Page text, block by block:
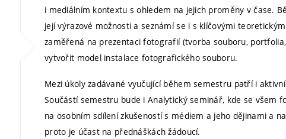
i mediálním kontextu s ohledem na jejich proměny v čase.
její výrazové možnosti a seznámí se i s klíčovými
zaměřená na prezentaci fotografií (tvorba souboru,
vytvořit model instalace fotografického souboru.
Mezi úkoly zadávané vyučující během semestru patří i
Součástí semestru bude i Analytický seminář, kde se všem
na osobním sdílení zkušeností s médiem a jeho dějinami a
proto je účast na přednáškách žádoucí.